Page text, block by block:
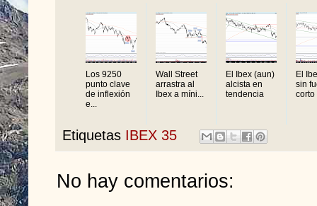
Los 9250
punto clave
de inflexión
e...
Wall Street
arrastra al
Ibex a míni...
El Ibex (aun)
alcista en
tendencia
El
sin
corto
Etiquetas IBEX 35
No hay comentarios: